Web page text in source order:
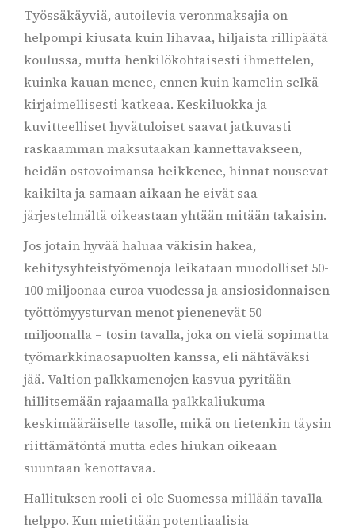
Työssäkäyviä, autoilevia veronmaksajia on
helpompi kiusata kuin lihavaa, hiljaista rillipäätä
koulussa, mutta henkilökohtaisesti ihmettelen,
kuinka kauan menee, ennen kuin kamelin selkä
kirjaimellisesti katkeaa. Keskiluokka ja
kuvitteelliset hyvätuloiset saavat jatkuvasti
raskaamman maksutaakan kannettavakseen,
heidän ostovoimansa heikkenee, hinnat nousevat
kaikilta ja samaan aikaan he eivät saa
järjestelmältä oikeastaan yhtään mitään takaisin.
Jos jotain hyvää haluaa väkisin hakea,
kehitysyhteistyömenoja leikataan muodolliset 50-
100 miljoonaa euroa vuodessa ja ansiosidonnaisen
työttömyysturvan menot pienenevät 50
miljoonalla – tosin tavalla, joka on vielä sopimatta
työmarkkinaosapuolten kanssa, eli nähtäväksi
jää. Valtion palkkamenojen kasvua pyritään
hillitsemään rajaamalla palkkaliukuma
keskimääräiselle tasolle, mikä on tietenkin täysin
riittämätöntä mutta edes hiukan oikeaan
suuntaan kenottavaa.
Hallituksen rooli ei ole Suomessa millään tavalla
helppo. Kun mietitään potentiaalisia